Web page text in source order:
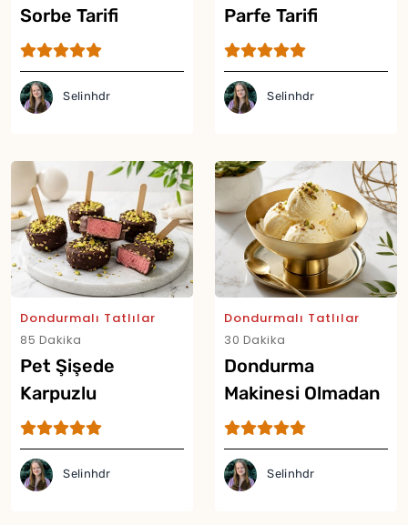
Sorbe Tarifi
Selinhdr
Parfe Tarifi
Selinhdr
Dondurmalı Tatlılar
85 Dakika
Pet Şişede
Karpuzlu
Dondurma Tarifi
Selinhdr
Dondurmalı Tatlılar
30 Dakika
Dondurma
Makinesi Olmadan
Sütlü Dondurma
Tarifi
Selinhdr